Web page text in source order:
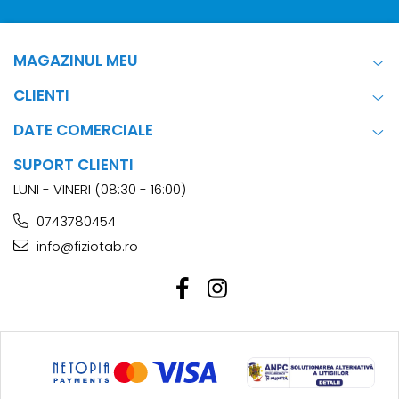
MAGAZINUL MEU
CLIENTI
DATE COMERCIALE
SUPORT CLIENTI
LUNI - VINERI (08:30 - 16:00)
0743780454
info@fiziotab.ro